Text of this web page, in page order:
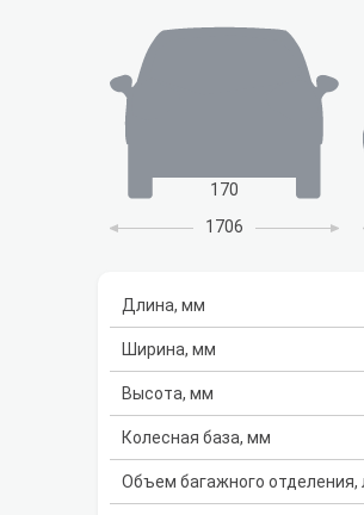
170
1706
Длина, мм
Ширина, мм
Высота, мм
Колесная база, мм
Объем багажного отделения,